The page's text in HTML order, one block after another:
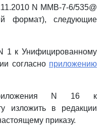
N ММВ-7-6/535@
формат), следующие
1 к Унифицированному
согласно приложению
N 16 к
изложить в редакции
приказу.